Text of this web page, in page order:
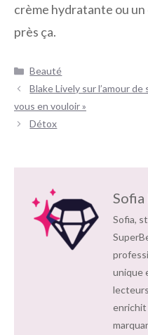
crème hydratante ou un
près ça.
Catégories
Beauté
Navigation
Blake Lively sur l’amour de
vous en vouloir »
Détox
Sofia
Sofia,
unique
enrichit